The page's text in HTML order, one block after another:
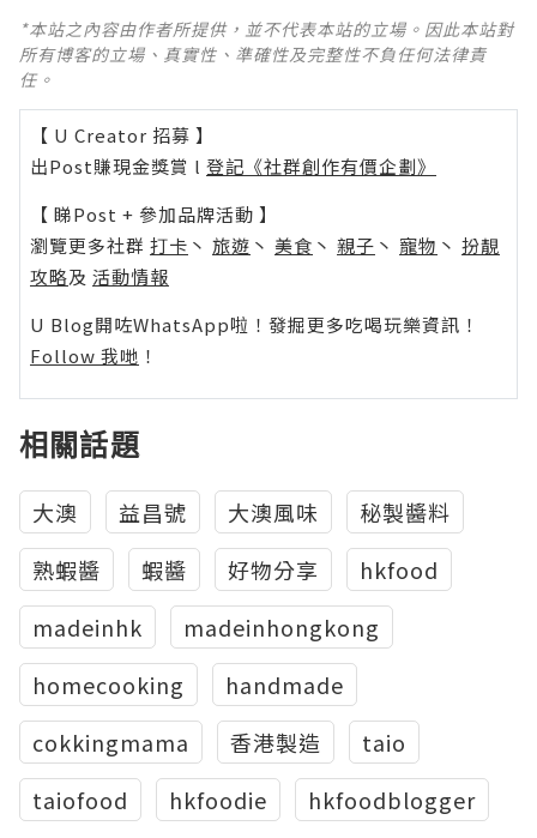
*本站之內容由作者所提供，並不代表本站的立場。因此本站對
所有博客的立場、真實性、準確性及完整性不負任何法律責
任。
【 U Creator 招募 】
出Post賺現金獎賞 l 登記《社群創作有價企劃》
【 睇Post + 參加品牌活動 】
瀏覽更多社群 打卡 丶 旅遊 丶 美食 丶 親子 丶 寵物 丶 扮靚
攻略及 活動情報
U Blog開咗WhatsApp啦！發掘更多吃喝玩樂資訊！
Follow 我哋 ！
相關話題
大澳 益昌號 大澳風味
秘製醬料
熟蝦醬
蝦醬 好物分享
hkfood
madeinhk
madeinhongkong
homecooking
handmade
cokkingmama
香港製造
taio
taiofood
hkfoodie hkfoodblogger